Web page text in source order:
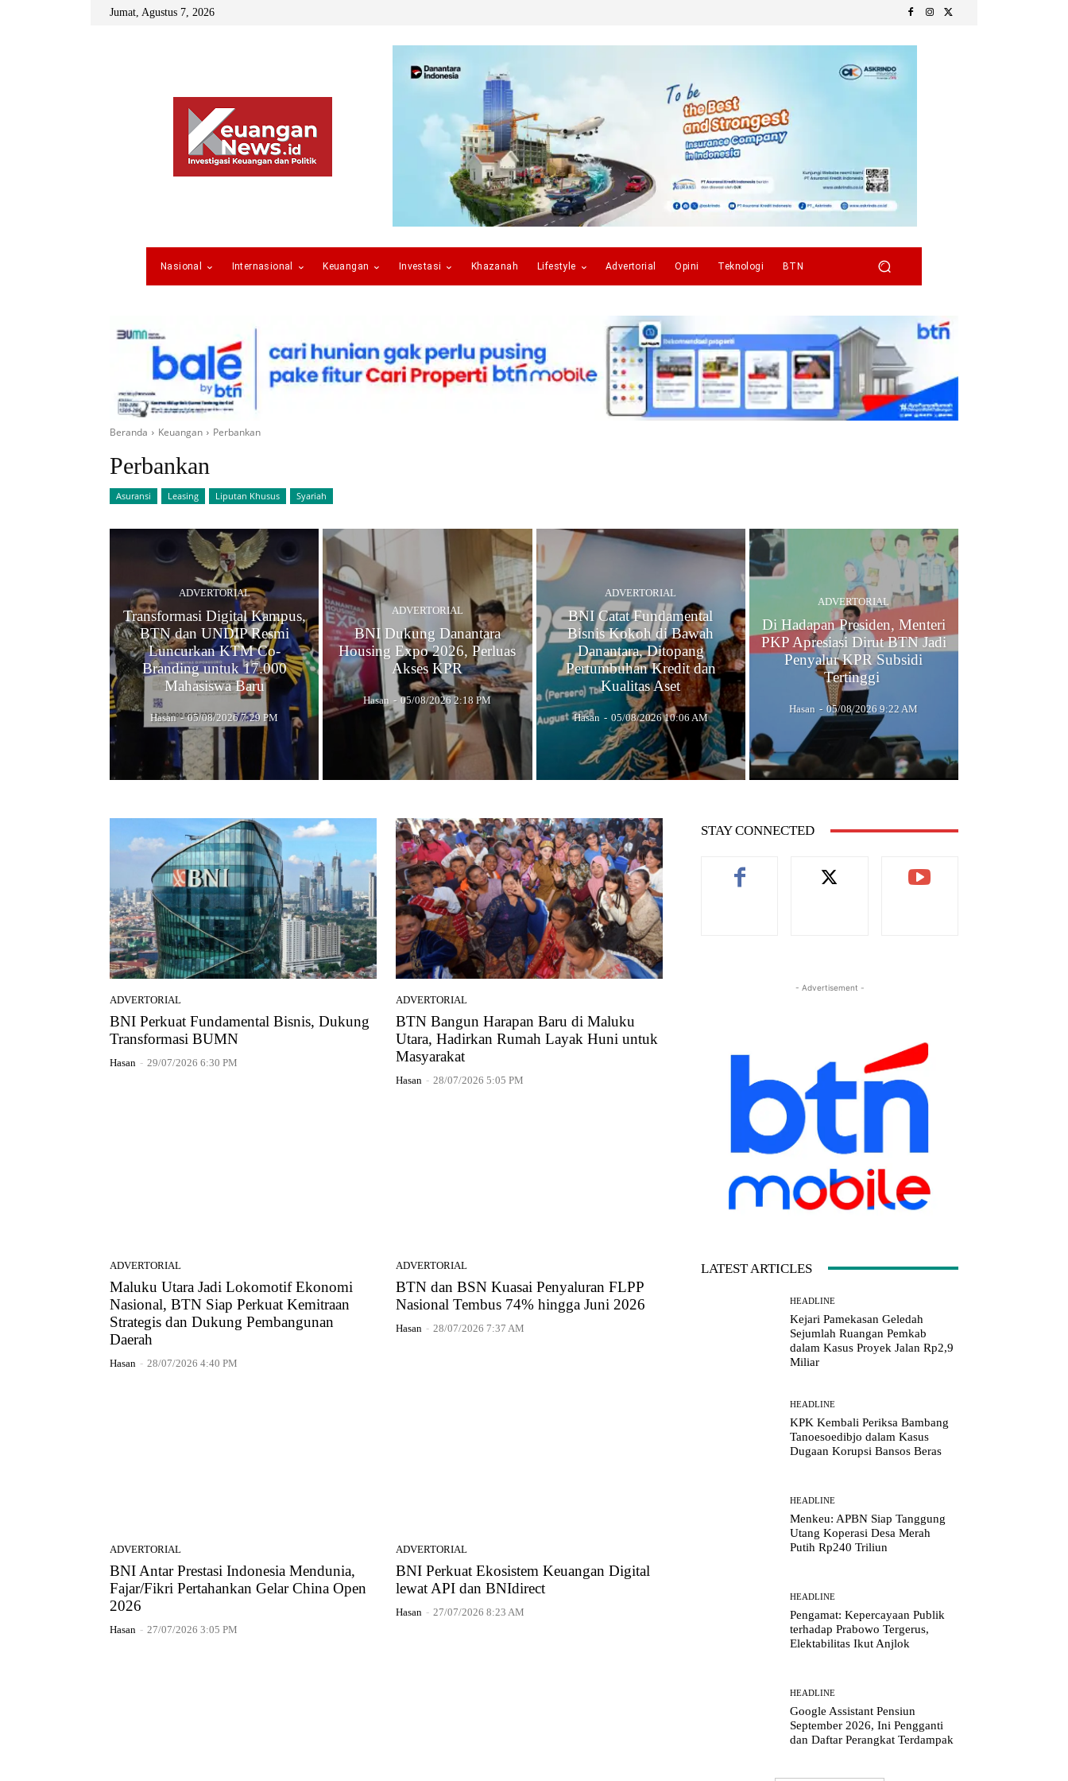
Jumat, Agustus 7, 2026
Nasional Internasional Keuangan Investasi Khazanah Lifestyle Advertorial Opini Teknologi BTN
Beranda Keuangan Perbankan
Perbankan
Asuransi Leasing Liputan Khusus Syariah
ADVERTORIAL
Transformasi Digital Kampus,
BTN dan UNDIP Resmi
Luncurkan KTM Co-
Branding untuk 17.000
Mahasiswa Baru
Hasan - 05/08/2026 7:29 PM
ADVERTORIAL
BNI Dukung Danantara
Housing Expo 2026, Perluas
Akses KPR
Hasan - 05/08/2026 2:18 PM
ADVERTORIAL
BNI Catat Fundamental
Bisnis Kokoh di Bawah
Danantara, Ditopang
Pertumbuhan Kredit dan
Kualitas Aset
Hasan - 05/08/2026 10:06 AM
ADVERTORIAL
Di Hadapan Presiden, Menteri
PKP Apresiasi Dirut BTN Jadi
Penyalur KPR Subsidi
Tertinggi
Hasan - 05/08/2026 9:22 AM
ADVERTORIAL
BNI Perkuat Fundamental Bisnis, Dukung
Transformasi BUMN
Hasan - 29/07/2026 6:30 PM
ADVERTORIAL
BTN Bangun Harapan Baru di Maluku
Utara, Hadirkan Rumah Layak Huni untuk
Masyarakat
Hasan - 28/07/2026 5:05 PM
ADVERTORIAL
Maluku Utara Jadi Lokomotif Ekonomi
Nasional, BTN Siap Perkuat Kemitraan
Strategis dan Dukung Pembangunan
Daerah
Hasan - 28/07/2026 4:40 PM
ADVERTORIAL
BTN dan BSN Kuasai Penyaluran FLPP
Nasional Tembus 74% hingga Juni 2026
Hasan - 28/07/2026 7:37 AM
ADVERTORIAL
BNI Antar Prestasi Indonesia Mendunia,
Fajar/Fikri Pertahankan Gelar China Open
2026
Hasan - 27/07/2026 3:05 PM
ADVERTORIAL
BNI Perkuat Ekosistem Keuangan Digital
lewat API dan BNIdirect
Hasan - 27/07/2026 8:23 AM
STAY CONNECTED
- Advertisement -
LATEST ARTICLES
HEADLINE
Kejari Pamekasan Geledah
Sejumlah Ruangan Pemkab
dalam Kasus Proyek Jalan Rp2,9
Miliar
HEADLINE
KPK Kembali Periksa Bambang
Tanoesoedibjo dalam Kasus
Dugaan Korupsi Bansos Beras
HEADLINE
Menkeu: APBN Siap Tanggung
Utang Koperasi Desa Merah
Putih Rp240 Triliun
HEADLINE
Pengamat: Kepercayaan Publik
terhadap Prabowo Tergerus,
Elektabilitas Ikut Anjlok
HEADLINE
Google Assistant Pensiun
September 2026, Ini Pengganti
dan Daftar Perangkat Terdampak